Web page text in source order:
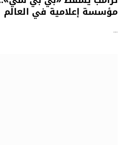
مؤسسة إعلامية في العالم
…